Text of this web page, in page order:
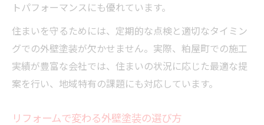
トパフォーマンスにも優れています。
住まいを守るためには、定期的な点検と適切なタイミン
グでの外壁塗装が欠かせません。実際、粕屋町での施工
実績が豊富な会社では、住まいの状況に応じた最適な提
案を行い、地域特有の課題にも対応しています。
リフォームで変わる外壁塗装の選び方